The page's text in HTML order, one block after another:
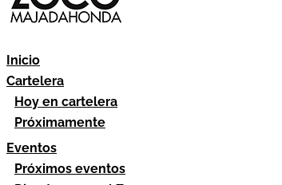
Inicio
Cartelera
Hoy en cartelera
Próximamente
Eventos
Próximos eventos